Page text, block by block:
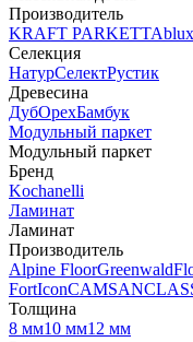
Производитель
KRAFT PARKETTAblux
Селекция
НатурСелектРустик
Древесина
ДубОрехБамбук
Модульный паркет
Модульный паркет
Бренд
Kochanelli
Ламинат
Ламинат
Производитель
Alpine FloorGreenwald
FortIconCAMSAN
Толщина
8 мм10 мм12 мм